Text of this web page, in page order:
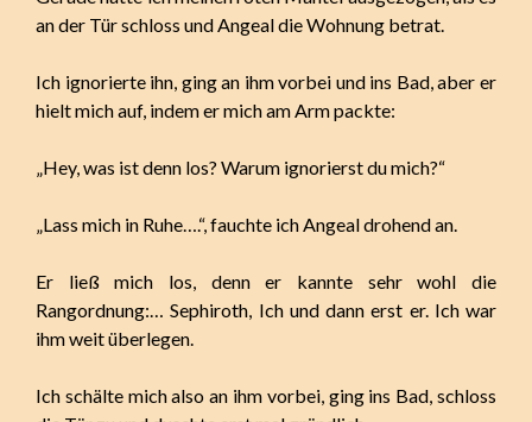
an der Tür schloss und Angeal die Wohnung betrat.
Ich ignorierte ihn, ging an ihm vorbei und ins Bad, aber er
hielt mich auf, indem er mich am Arm packte:
„Hey, was ist denn los? Warum ignorierst du mich?“
„Lass mich in Ruhe….“, fauchte ich Angeal drohend an.
Er ließ mich los, denn er kannte sehr wohl die
Rangordnung:… Sephiroth, Ich und dann erst er. Ich war
ihm weit überlegen.
Ich schälte mich also an ihm vorbei, ging ins Bad, schloss